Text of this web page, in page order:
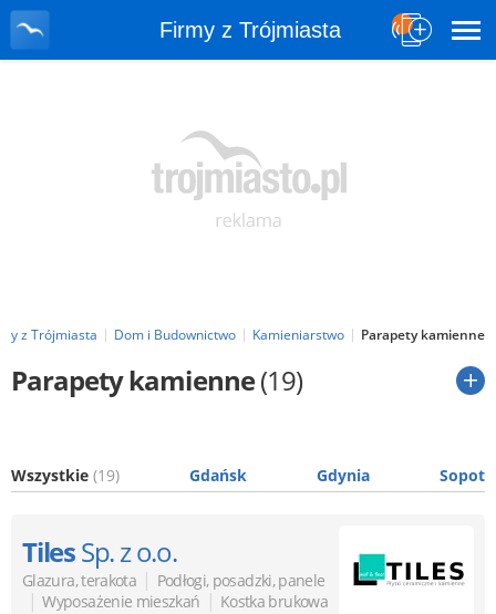
Firmy z Trójmiasta
z Trójmiasta Dom i Budownictwo Kamieniarstwo Parapety kamienne
Parapety kamienne(19)
Wszystkie (19) Gdańsk Gdynia Sopot
TilesSp. z o.o.
Glazura, terakota | Podłogi, posadzki, panele
| Wyposażenie mieszkań | Kostka brukowa